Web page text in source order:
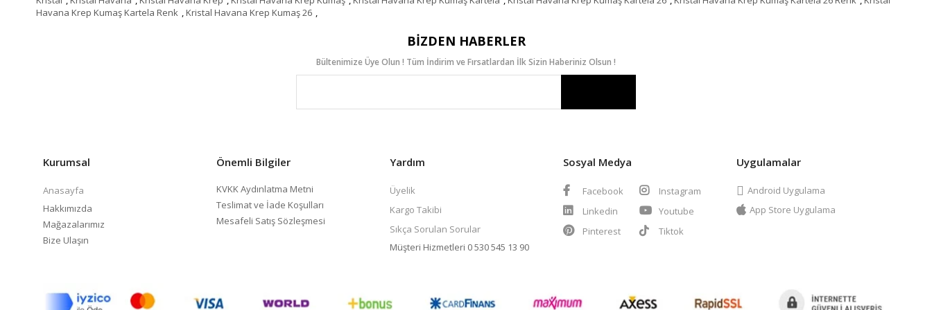
Havana Krep Kumaş Kartela Renk
Kristal Havana Krep Kumaş 26
BIZDEN HABERLER
Bültenimize Üye Olun ! Tüm İndirim ve Fırsatlardan İlk Sizin Haberiniz Olsun !
Kurumsal
Anasayfa
Hakkımızda
Mağazalarımız
Bize Ulaşın
Önemli Bilgiler
KVKK Aydınlatma Metni
Teslimat ve İade Koşulları
Mesafeli Satış Sözleşmesi
Yardım
Üyelik
Kargo Takibi
Sıkça Sorulan Sorular
Müşteri Hizmetleri 0 530 545 13 90
Sosyal Medya
Facebook
Instagram
Linkedin
Youtube
Pinterest
Tiktok
Uygulamalar
Android Uygulama
App Store Uygulama